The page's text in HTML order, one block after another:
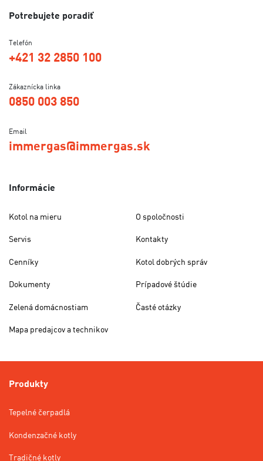
Potrebujete poradiť
Telefón
+421 32 2850 100
Zákaznícka linka
0850 003 850
Email
immergas@immergas.sk
Informácie
Kotol na mieru
Servis
Cenníky
Dokumenty
Zelená domácnostiam
Mapa predajcov a technikov
O spoločnosti
Kontakty
Kotol dobrých správ
Prípadové štúdie
Časté otázky
Produkty
Tepelné čerpadlá
Kondenzačné kotly
Tradičné kotly